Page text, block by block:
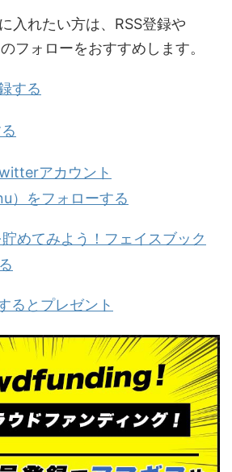
入れたい方は、RSS登録や
フォローをおすすめします。
する
アカウント
）をフォローする
貯めてみよう！フェイスブック
るとプレゼント